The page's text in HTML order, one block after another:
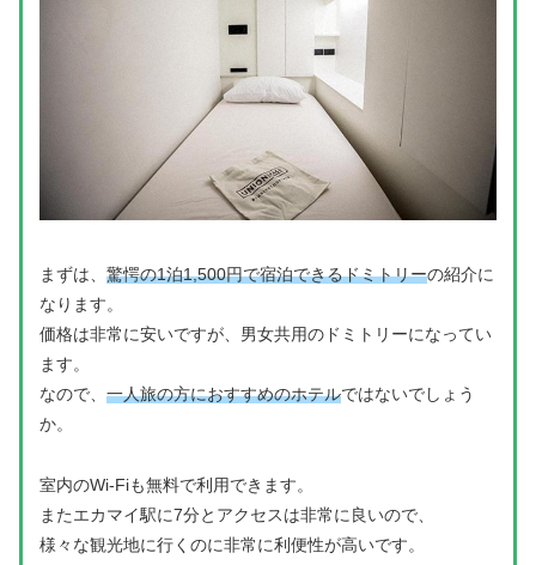
まずは、 驚愕の1泊1,500円で宿泊できるドミトリーの紹介に
なります。
価格は非常に安いですが、男女共用のドミトリーになってい
ます。
なので、 一人旅の方におすすめのホテルではないでしょう
か。
室内のWi-Fiも無料で利用できます。
またエカマイ駅に7分とアクセスは非常に良いので、
様々な観光地に行くのに非常に利便性が高いです。